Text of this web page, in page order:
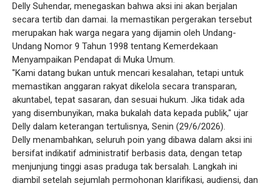
Delly Suhendar, menegaskan bahwa aksi ini akan berjalan
secara tertib dan damai. Ia memastikan pergerakan tersebut
merupakan hak warga negara yang dijamin oleh Undang-
Undang Nomor 9 Tahun 1998 tentang Kemerdekaan
Menyampaikan Pendapat di Muka Umum.
​"Kami datang bukan untuk mencari kesalahan, tetapi untuk
memastikan anggaran rakyat dikelola secara transparan,
akuntabel, tepat sasaran, dan sesuai hukum. Jika tidak ada
yang disembunyikan, maka bukalah data kepada publik," ujar
Delly dalam keterangan tertulisnya, Senin (29/6/2026).
​Delly menambahkan, seluruh poin yang dibawa dalam aksi ini
bersifat indikatif administratif berbasis data, dengan tetap
menjunjung tinggi asas praduga tak bersalah. Langkah ini
diambil setelah sejumlah permohonan klarifikasi, audiensi, dan